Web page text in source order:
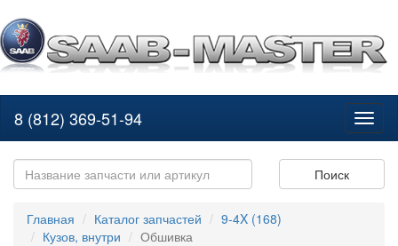
8 (812) 369-51-94
Поиск
Главная Каталог запчастей
9-4X (168)
Кузов, внутри
Обшивка